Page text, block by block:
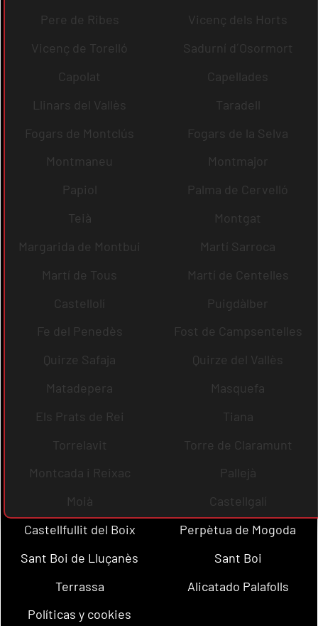
Pere de Ribes
Vicenç dels Horts
Vicenç de Torelló
Sadurní d´Osormort
Capolat
Capellades
Llinars del Vallès
Taradell
Fogars de Montclús
Fogars de la Selva
Montmaneu
Montmajor
Papiol
Palma de Cervelló
Teià
Montgat
Margarida de Montbui
Martí Sarroca
Martí de Tous
Martí de Centelles
Castellolí
Puigdàlber
Fe del Penedès
Fost de Campsentelles
Quirze Safaja
Quirze del Vallès
Matadepera
Masquefa
Els Prats de Rei
Tiana
Torrelavit
Torre de Claramunt
Montcada i Reixac
Pallejà
Moià
Castellgalí
Castellfullit del Boix
Perpètua de Mogoda
Sant Boi de Lluçanès
Sant Boi
Terrassa
Alicatado Palafolls
Políticas y cookies